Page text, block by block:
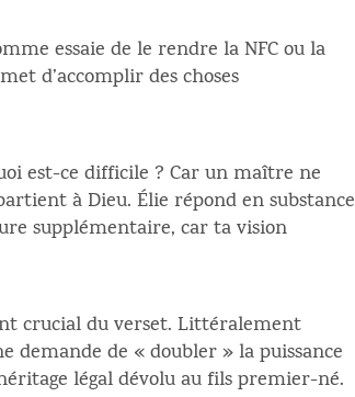
essaie de le rendre la NFC ou la
d’accomplir des choses
est-ce difficile ? Car un maître ne
à Dieu. Élie répond en substance
supplémentaire, car ta vision
crucial du verset. Littéralement
demande de « doubler » la puissance
légal dévolu au fils premier-né.